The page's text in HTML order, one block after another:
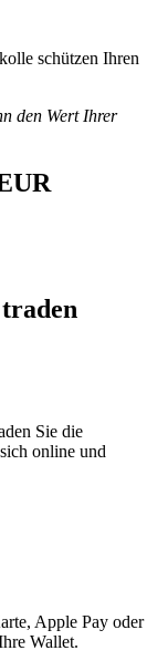
schützen Ihren
den Wert Ihrer
Sie die
online und
Apple Pay oder
Wallet.